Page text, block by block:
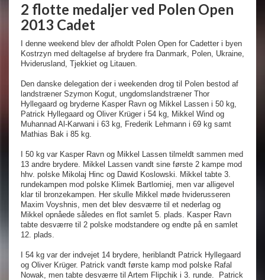
2 flotte medaljer ved Polen Open
2013 Cadet
I denne weekend blev der afholdt Polen Open for Cadetter i byen
Kostrzyn med deltagelse af brydere fra Danmark, Polen, Ukraine,
Hviderusland, Tjekkiet og Litauen.
Den danske delegation der i weekenden drog til Polen bestod af
landstræner Szymon Kogut, ungdomslandstræner Thor
Hyllegaard og bryderne Kasper Ravn og Mikkel Lassen i 50 kg,
Patrick Hyllegaard og Oliver Krüger i 54 kg, Mikkel Wind og
Muhannad Al-Karwani i 63 kg, Frederik Lehmann i 69 kg samt
Mathias Bak i 85 kg.
I 50 kg var Kasper Ravn og Mikkel Lassen tilmeldt sammen med
13 andre brydere. Mikkel Lassen vandt sine første 2 kampe mod
hhv. polske Mikolaj Hinc og Dawid Koslowski. Mikkel tabte 3.
rundekampen mod polske Klimek Bartlomiej, men var alligevel
klar til bronzekampen. Her skulle Mikkel møde hviderusseren
Maxim Voyshnis, men det blev desværre til et nederlag og
Mikkel opnåede således en flot samlet 5. plads. Kasper Ravn
tabte desværre til 2 polske modstandere og endte på en samlet
12. plads.
I 54 kg var der indvejet 14 brydere, heriblandt Patrick Hyllegaard
og Oliver Krüger. Patrick vandt første kamp mod polske Rafal
Nowak, men tabte desværre til Artem Flipchik i 3. runde.
Patrick